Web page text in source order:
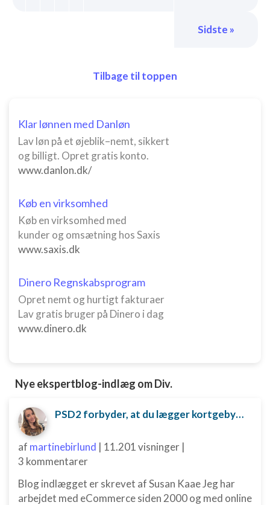
Sidste »
Tilbage til toppen
Klar lønnen med Danløn
Lav løn på et øjeblik–nemt, sikkert
og billigt. Opret gratis konto.
www.danlon.dk/
Køb en virksomhed
Køb en virksomhed med
kunder og omsætning hos Saxis
www.saxis.dk
Dinero Regnskabsprogram
Opret nemt og hurtigt fakturaer
Lav gratis bruger på Dinero i dag
www.dinero.dk
Nye ekspertblog-indlæg om Div.
PSD2 forbyder, at du lægger kortgebyret ud til dine kunder fra 1. januar 2018
af martinebirlund | 11.201 visninger |
3 kommentarer
Blog indlægget er skrevet af Susan Kaae Jeg har
arbejdet med eCommerce siden 2000 og med online